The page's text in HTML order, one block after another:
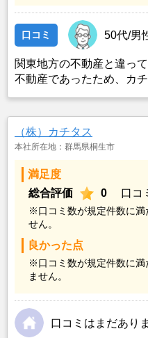
口コミ 50代/男
関東地方の不動産と違っ
不動産であったため、カ
も空き家の状態で不動産
を決めた。
（株）カチタス
本社所在地：群馬県桐生市
満足度
総合評価
0 口コ
※口コミ数が規定件数に満
せん。
良かった点
※口コミ数が規定件数に満
ません。
口コミはまだあり